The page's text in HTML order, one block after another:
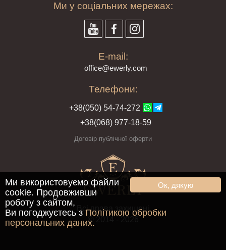
Ми у соціальних мережах:
E-mail:
office@ewerly.com
Телефони:
+38(050) 54-74-272
+38(068) 977-18-59
Договір публічної оферти
Всі права захищені
© 2014 - 2026
Ок, дякую
Ми використовуємо файли
cookie. Продовживши
роботу з сайтом,
Ви погоджуєтесь з Політикою обробки
персональних даних.